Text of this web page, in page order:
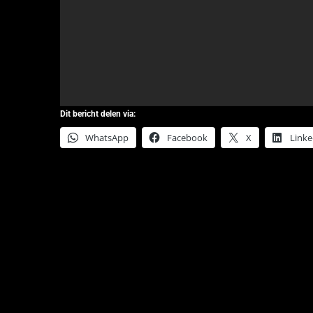
Dit bericht delen via:
WhatsApp Facebook X